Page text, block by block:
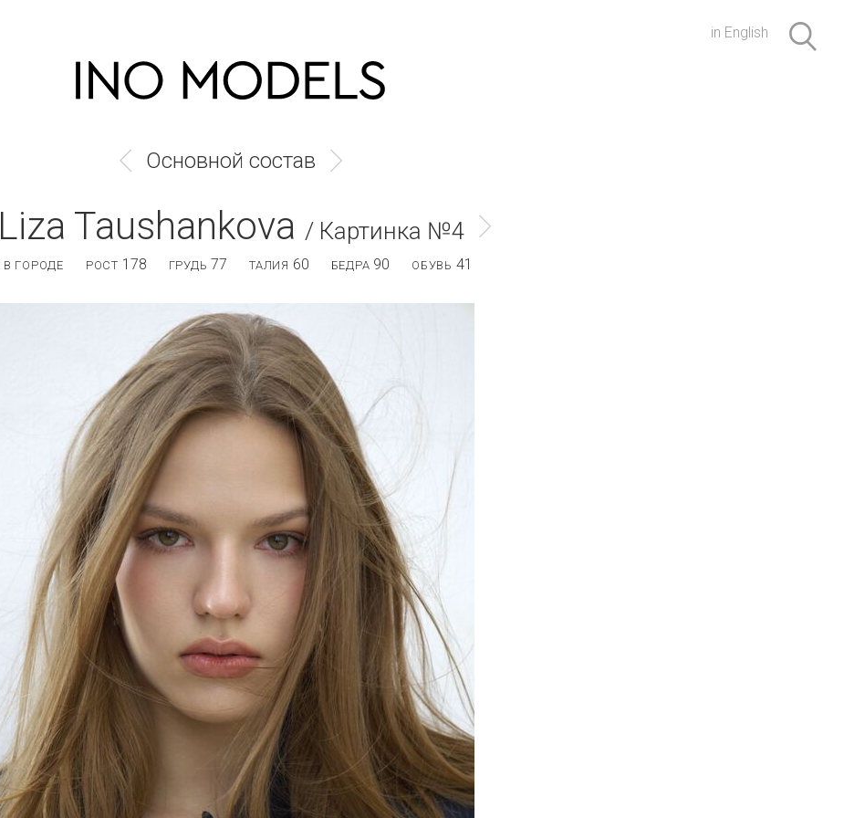
in English
Основной состав
Liza Taushankova / Картинка №4
В ГОРОДЕ РОСТ 178 ГРУДЬ 77 ТАЛИЯ 60 БЕДРА 90 ОБУВЬ 41